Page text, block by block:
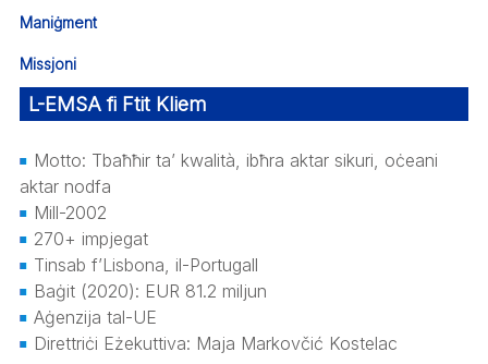
Maniġment
Missjoni
L-EMSA fi Ftit Kliem
Motto: Tbaħħir ta’ kwalità, ibħra aktar sikuri, oċeani
aktar nodfa
Mill-2002
270+ impjegat
Tinsab f’Lisbona, il-Portugall
Baġit (2020): EUR 81.2 miljun
Aġenzija tal-UE
Direttriċi Eżekuttiva: Maja Markovčić Kostelac